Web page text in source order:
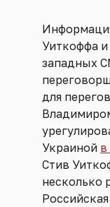
Уиткоффа и
западных
для
Украиной в
Стив
несколько